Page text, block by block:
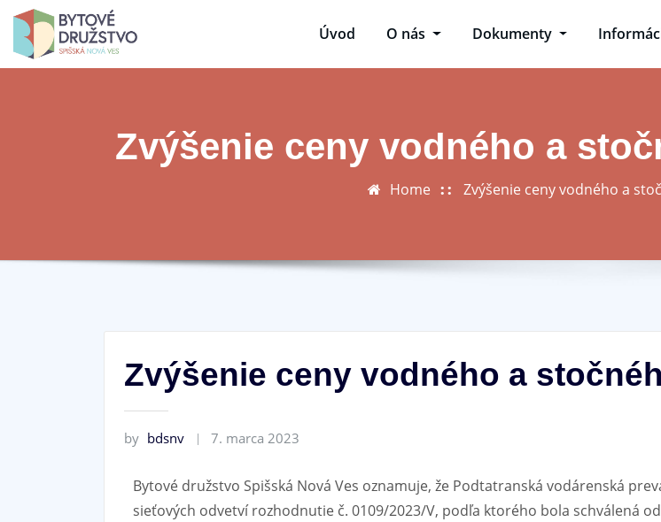
Úvod O nás Dokumenty
Zvýšenie ceny vodného a
Home Zvýšenie ceny vodného a
Zvýšenie ceny vodného a
by bdsnv 7. marca 2023
Bytové družstvo Spišská Nová Ves oznamuje, že Podtatranská vodárenská
sieťových odvetví rozhodnutie č. 0109/2023/V, podľa ktorého bola schválená